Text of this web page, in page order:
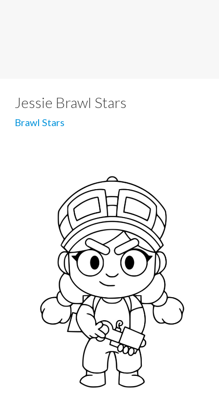
Jessie Brawl Stars
Brawl Stars